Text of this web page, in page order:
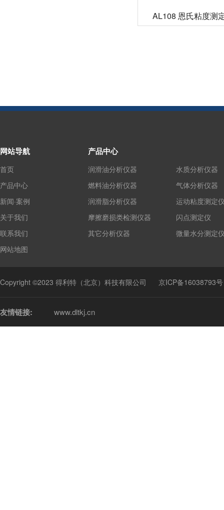
AL108 恩氏粘度测
网站导航
首页
产品中心
新闻·案例
关于我们
联系我们
网站地图
产品中心
润滑油分析仪器
燃料油分析仪器
润滑脂分析仪器
摩擦磨损类检测仪器
其它分析仪器
水质分析仪器
气体分析仪器
运动粘度测定
闪点测定仪
微量水分测定
Copyright ©2023 得利特（北京）科技有限公司 京ICP备16038793号
友情链接: www.dltkj.cn